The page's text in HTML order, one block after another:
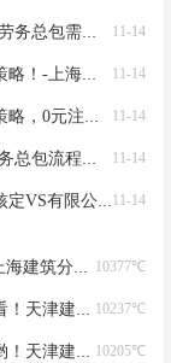
11-14
要到场吗？
11-14
包免费办理吗？
11-14
务总包免费代办吗？
11-14
流程和要求
11-14
劳务总包怎么节税
10377℃
包纳税优化
10237℃
资质节税优化
10205℃
资质节税优化